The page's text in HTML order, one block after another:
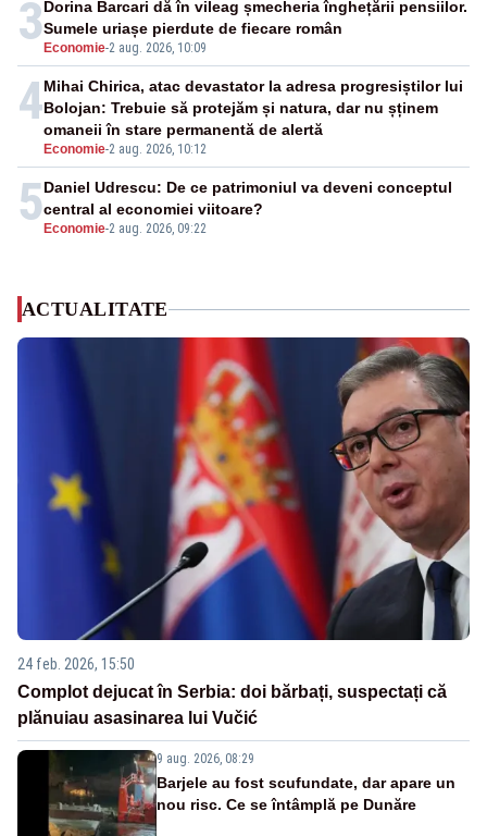
3 Economie-2 aug. 2026, 10:09
Dorina Barcari dă în vileag șmecheria înghețării pensiilor.
Sumele uriașe pierdute de fiecare român
4
Economie-2 aug. 2026, 10:12
Mihai Chirica, atac devastator la adresa progresiștilor lui
Bolojan: Trebuie să protejăm și natura, dar nu șținem
omaneii în stare permanentă de alertă
5 Economie-2 aug. 2026, 09:22
Daniel Udrescu: De ce patrimoniul va deveni conceptul
central al economiei viitoare?
ACTUALITATE
24 feb. 2026, 15:50
Complot dejucat în Serbia: doi bărbați, suspectați că
plănuiau asasinarea lui Vučić
9 aug. 2026, 08:29
Barjele au fost scufundate, dar apare un
nou risc. Ce se întâmplă pe Dunăre